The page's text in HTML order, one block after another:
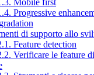
Mobile first
Progressive
di supporto allo
Feature detection
Verificare le feature